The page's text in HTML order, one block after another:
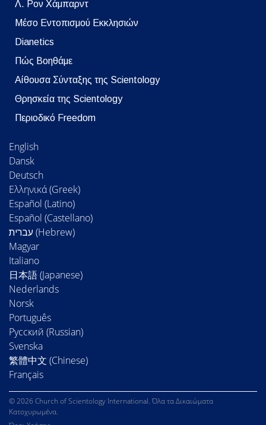
Λ. Ρον Χάμπαρντ
Μέσο Εντοπισμού Εκκλησιών
Dianetics
Πώς Βοηθάμε
Αίθουσα Σύνταξης της Scientology
Θρησκεία της Scientology
Περιοδικό Freedom
English
Dansk
Deutsch
Ελληνικά (Greek)
Español (Latino)
Español (Castellano)
Magyar
Italiano
日本語 (Japanese)
Nederlands
Norsk
Português
Русский (Russian)
Svenska
繁體中文 (Chinese)
Français
© 2026 Church of Scientology International. Όλα τα Δικαιώματα
Κατοχυρωμένα.